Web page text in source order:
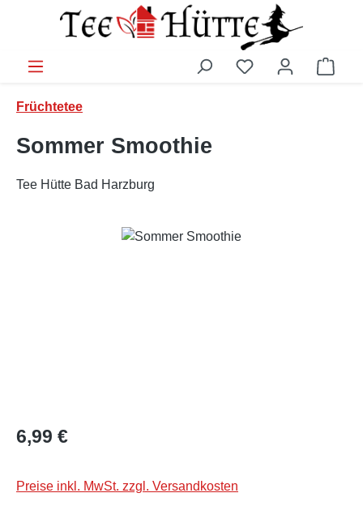
Zum Hauptinhalt springen
Früchtetee
Sommer Smoothie
Tee Hütte Bad Harzburg
Bildergalerie überspringen
Regulärer Preis:
6,99 €
Preise inkl. MwSt. zzgl. Versandkosten